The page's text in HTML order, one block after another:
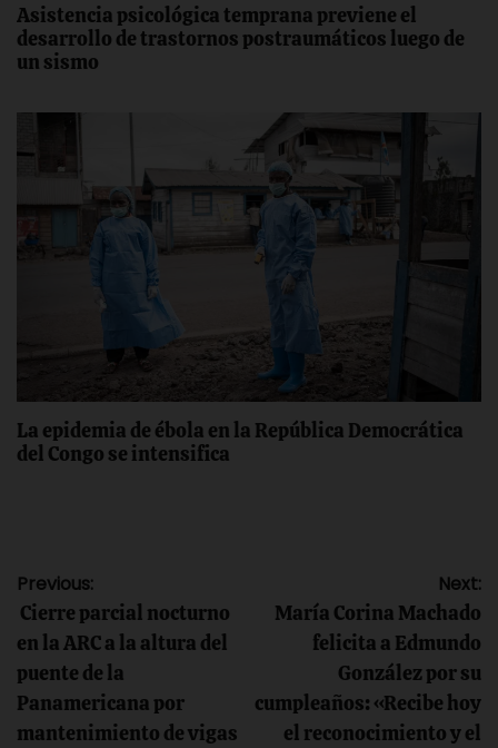
Asistencia psicológica temprana previene el
desarrollo de trastornos postraumáticos luego de
un sismo
La epidemia de ébola en la República Democrática
del Congo se intensifica
Navegación
de
entradas
Previous:
Cierre parcial nocturno
en la ARC a la altura del
puente de la
Panamericana por
mantenimiento de vigas
Next:
María Corina Machado
felicita a Edmundo
González por su
cumpleaños: «Recibe hoy
el reconocimiento y el